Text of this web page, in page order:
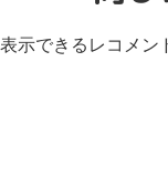
表示できるレコメン